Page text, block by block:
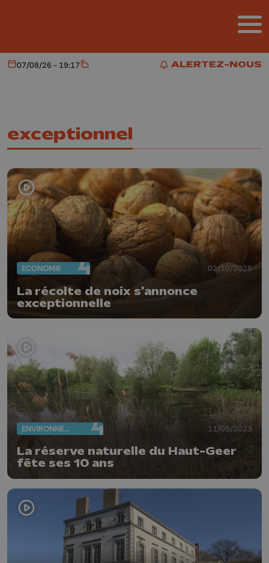
ALERTEZ-NOUS
ALERTEZ-NOUS
Aujourd'hui
07/08/26 - 19:17 Météo
exceptionnel
ECONOMIE 02/10/2025
La récolte de noix s'annonce
exceptionnelle
ENVIRONNEMENT 11/05/2023
La réserve naturelle du Haut-Geer
fête ses 10 ans